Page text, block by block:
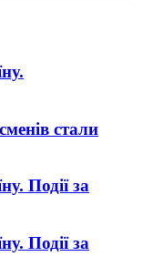
стали
Події за
Події за